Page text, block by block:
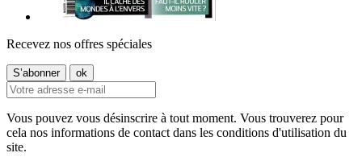
Recevez nos offres spéciales
Vous pouvez vous désinscrire à tout moment. Vous trouverez pour
cela nos informations de contact dans les conditions d'utilisation du
site.